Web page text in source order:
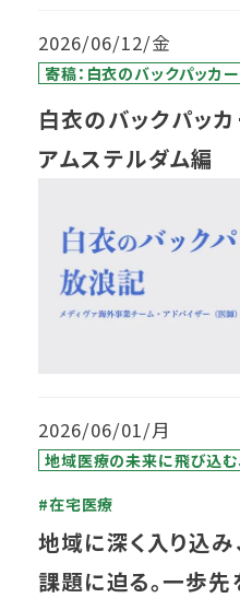
2026/06/12/金
寄稿：白衣のバックパッカ
白衣のバックパッ
アムステルダム編
2026/06/01/月
地域医療の未来に飛び込む
#在宅医療
地域に深く入り込
課題に迫る。一歩